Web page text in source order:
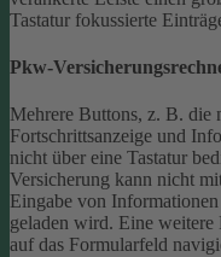
Tastatur fokussierte
Pkw-
Mehrere Buttons, z. B. die
Fortschrittsanzeige und
nicht über eine Tastatur
Versicherung kann nicht
Eingabe von Informationen
geladen wird. Eine
auf das Formularfeld